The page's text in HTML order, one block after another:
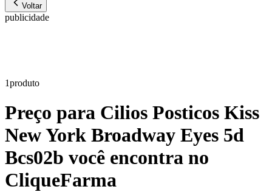
Voltar
publicidade
1produto
Preço para Cilios Posticos Kiss
New York Broadway Eyes 5d
Bcs02b você encontra no
CliqueFarma